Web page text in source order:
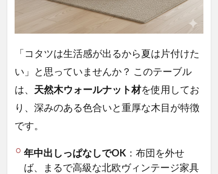
「コタツは生活感が出るから夏は片付けた
い」と思っていませんか？ このテーブル
は、 天然木ウォールナット材を使用してお
り、深みのある色合いと重厚な木目が特徴
です。
年中出しっぱなしでOK：布団を外せ
ば、まるで高級な北欧ヴィンテージ家具